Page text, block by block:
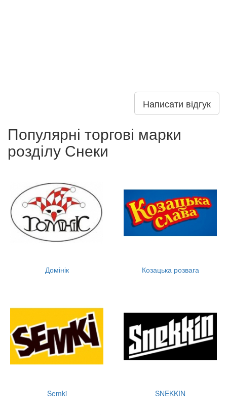
Написати відгук
Популярні торгові марки
розділу Снеки
Домінік Козацька розвага
Semki SNEKKIN